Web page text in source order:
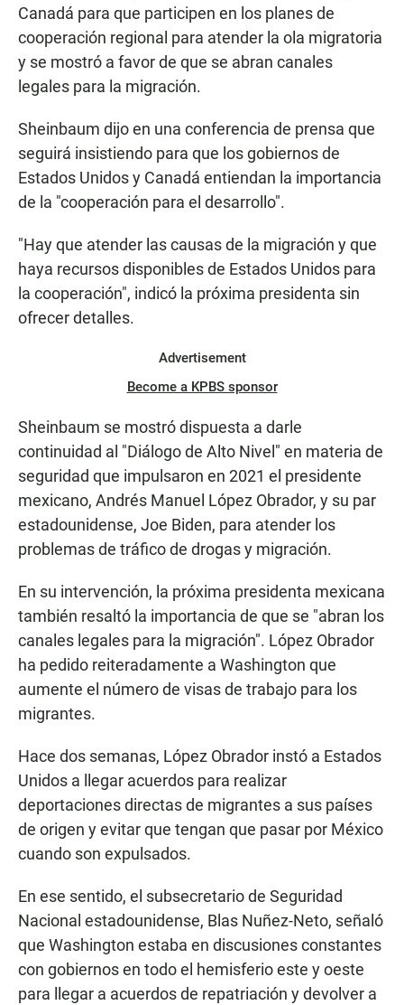
Canadá para que participen en los planes de
cooperación regional para atender la ola migratoria
y se mostró a favor de que se abran canales
legales para la migración.
Sheinbaum dijo en una conferencia de prensa que
seguirá insistiendo para que los gobiernos de
Estados Unidos y Canadá entiendan la importancia
de la "cooperación para el desarrollo".
"Hay que atender las causas de la migración y que
haya recursos disponibles de Estados Unidos para
la cooperación", indicó la próxima presidenta sin
ofrecer detalles.
Advertisement
Become a KPBS sponsor
Sheinbaum se mostró dispuesta a darle
continuidad al "Diálogo de Alto Nivel" en materia de
seguridad que impulsaron en 2021 el presidente
mexicano, Andrés Manuel López Obrador, y su par
estadounidense, Joe Biden, para atender los
problemas de tráfico de drogas y migración.
En su intervención, la próxima presidenta mexicana
también resaltó la importancia de que se "abran los
canales legales para la migración". López Obrador
ha pedido reiteradamente a Washington que
aumente el número de visas de trabajo para los
migrantes.
Hace dos semanas, López Obrador instó a Estados
Unidos a llegar acuerdos para realizar
deportaciones directas de migrantes a sus países
de origen y evitar que tengan que pasar por México
cuando son expulsados.
En ese sentido, el subsecretario de Seguridad
Nacional estadounidense, Blas Nuñez-Neto, señaló
que Washington estaba en discusiones constantes
con gobiernos en todo el hemisferio este y oeste
para llegar a acuerdos de repatriación y devolver a